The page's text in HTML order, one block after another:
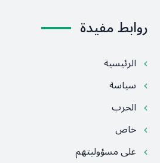
روابط مفيدة
الرئيسية
سياسة
الحرب
خاص
على مسؤوليتهم